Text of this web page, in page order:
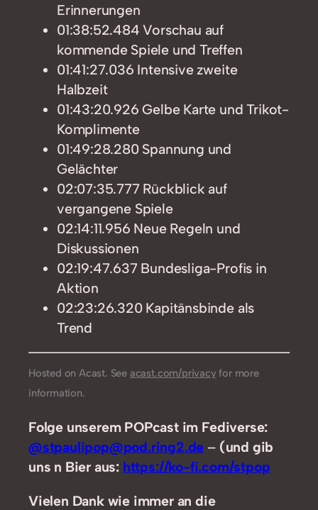
Erinnerungen
01:38:52.484 Vorschau auf
kommende Spiele und Treffen
01:41:27.036 Intensive zweite
Halbzeit
01:43:20.926 Gelbe Karte und Trikot-
Komplimente
01:49:28.280 Spannung und
Gelächter
02:07:35.777 Rückblick auf
vergangene Spiele
02:14:11.956 Neue Regeln und
Diskussionen
02:19:47.637 Bundesliga-Profis in
Aktion
02:23:26.320 Kapitänsbinde als
Trend
Hosted on Acast. See acast.com/privacy for more
information.
Folge unserem POPcast im Fediverse:
@stpaulipop@pod.ring2.de – (und gib
uns n Bier aus: https://ko-fi.com/stpop
Vielen Dank wie immer an die